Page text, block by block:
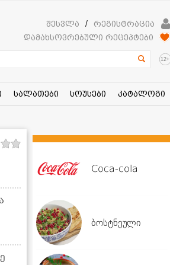
შესვლა /
რეგისტრაცია
დამახსოვრებული რეცეპტები
12+
სალათები სოუსები კატალოგი
Coca-cola
ბოსტნეული